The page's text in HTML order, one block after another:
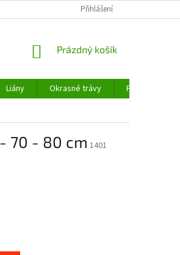
Přihlášení
NÁKUPNÍ
Prázdný košík
Liány Okrasné trávy
Fíkovníky a
70 - 80 cm 1401